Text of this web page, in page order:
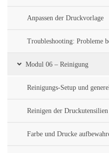
Anpassen der Druckvorlage
Troubleshooting: Probleme
Modul 06 – Reinigung
Reinigungs-Setup und
Reinigen der Druckutensilien
Farbe und Drucke